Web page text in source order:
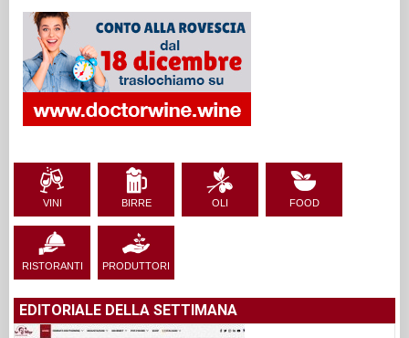
VINI BIRRE OLI FOOD
RISTORANTI PRODUTTORI
EDITORIALE DELLA SETTIMANA